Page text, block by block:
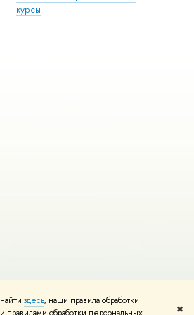
здесь, наши правила обработки
✖
курсы
Редактору